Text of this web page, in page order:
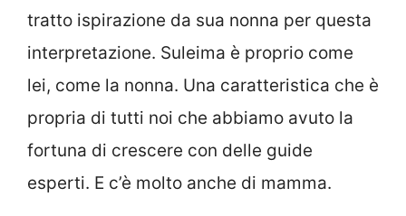
tratto ispirazione da sua nonna per questa
interpretazione. Suleima è proprio come
lei, come la nonna. Una caratteristica che è
propria di tutti noi che abbiamo avuto la
fortuna di crescere con delle guide
esperti. E c’è molto anche di mamma.